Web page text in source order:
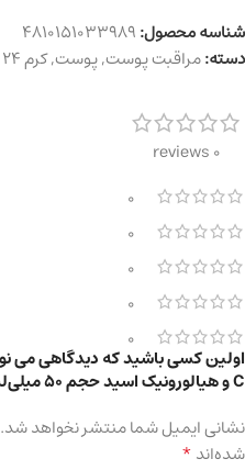
شناسه محصول:4810151033989
دسته:مراقبت پوست,پوست,کرم ۲۴ ساعته
0 reviews
0
0
0
0
0
C و هیالورونیک اسید حجم 50 میلی‌لیتر”
نشانی ایمیل شما منتشر نخواهد شد.
شده‌اند*